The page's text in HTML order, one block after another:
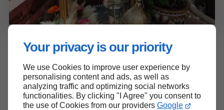
Your privacy is our priority
We use Cookies to improve user experience by
personalising content and ads, as well as
analyzing traffic and optimizing social networks
functionalities. By clicking "I Agree" you consent to
the use of Cookies from our providers Google
En rez-de-chaussée, ce salon est composé
d'un grand arrondi vitré apportant une
parfaite luminosité tout au long de la
journée.